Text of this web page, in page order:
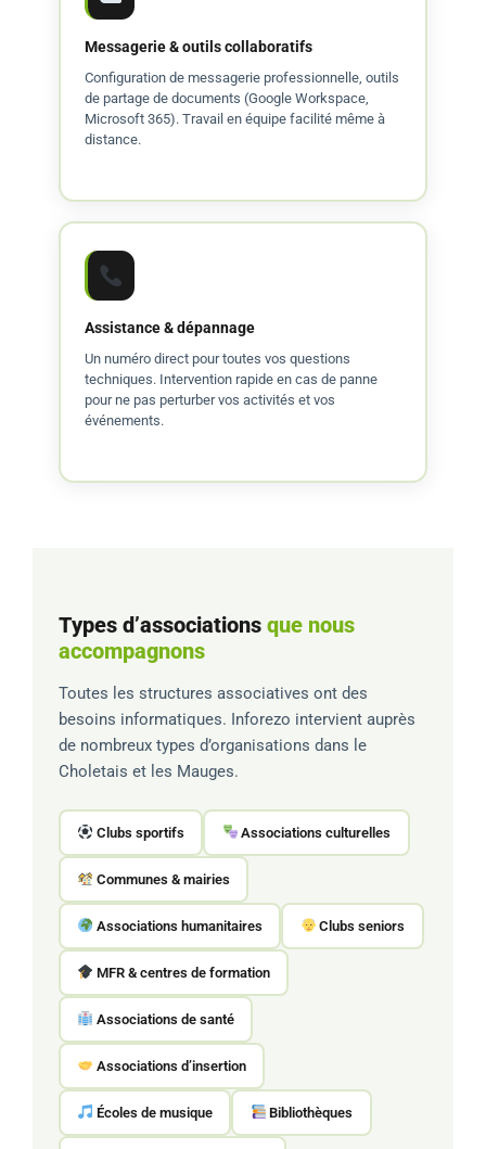
Messagerie & outils collaboratifs
Configuration de messagerie professionnelle, outils
de partage de documents (Google Workspace,
Microsoft 365). Travail en équipe facilité même à
distance.
Assistance & dépannage
Un numéro direct pour toutes vos questions
techniques. Intervention rapide en cas de panne
pour ne pas perturber vos activités et vos
événements.
Types d’associations que nous
accompagnons
Toutes les structures associatives ont des
besoins informatiques. Inforezo intervient auprès
de nombreux types d’organisations dans le
Choletais et les Mauges.
Clubs sportifs Associations culturelles
Communes & mairies
Associations humanitaires Clubs seniors
MFR & centres de formation
Associations de santé
Associations d’insertion
Écoles de musique Bibliothèques